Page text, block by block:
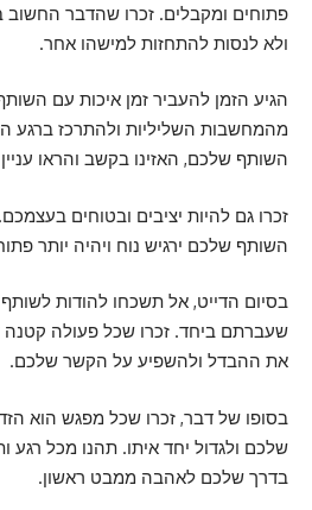
פתוחים ומקבלים. זכרו שהדבר החשוב
ולא לנסות להתחזות למישהו אחר.
הגיע הזמן להעביר זמן איכות עם
מהמחשבות השליליות ולהתרכז ברגע
השותף שלכם, האזינו בקשב והראו עניין
זכרו גם להיות יציבים ובטוחים
השותף שלכם ירגיש נוח ויהיה יותר
בסיום הדייט, אל תשכחו להודות
שעברתם ביחד. זכרו שכל פעולה קטנה
את ההבדל ולהשפיע על הקשר שלכם.
בסופו של דבר, זכרו שכל מפגש הוא
שלכם ולגדול יחד איתו. תהנו מכל רגע
בדרך שלכם לאהבה ממבט ראשון.